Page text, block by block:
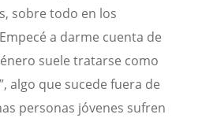
sobre todo en los
a darme cuenta de
suele tratarse como
algo que sucede fuera de
personas jóvenes sufren